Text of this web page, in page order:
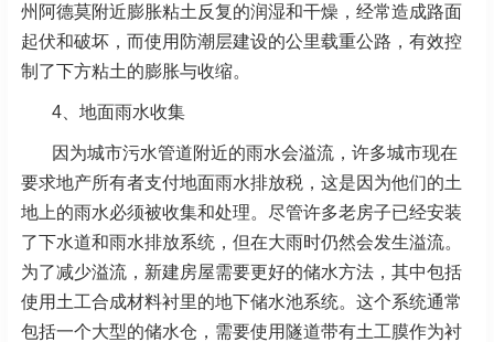
州阿德莫附近膨胀粘土反复的润湿和干燥，经常造成路面
起伏和破坏，而使用防潮层建设的公里载重公路，有效控
制了下方粘土的膨胀与收缩。
4、地面雨水收集
因为城市污水管道附近的雨水会溢流，许多城市现在
要求地产所有者支付地面雨水排放税，这是因为他们的土
地上的雨水必须被收集和处理。尽管许多老房子已经安装
了下水道和雨水排放系统，但在大雨时仍然会发生溢流。
为了减少溢流，新建房屋需要更好的储水方法，其中包括
使用土工合成材料衬里的地下储水池系统。这个系统通常
包括一个大型的储水仓，需要使用隧道带有土工膜作为衬